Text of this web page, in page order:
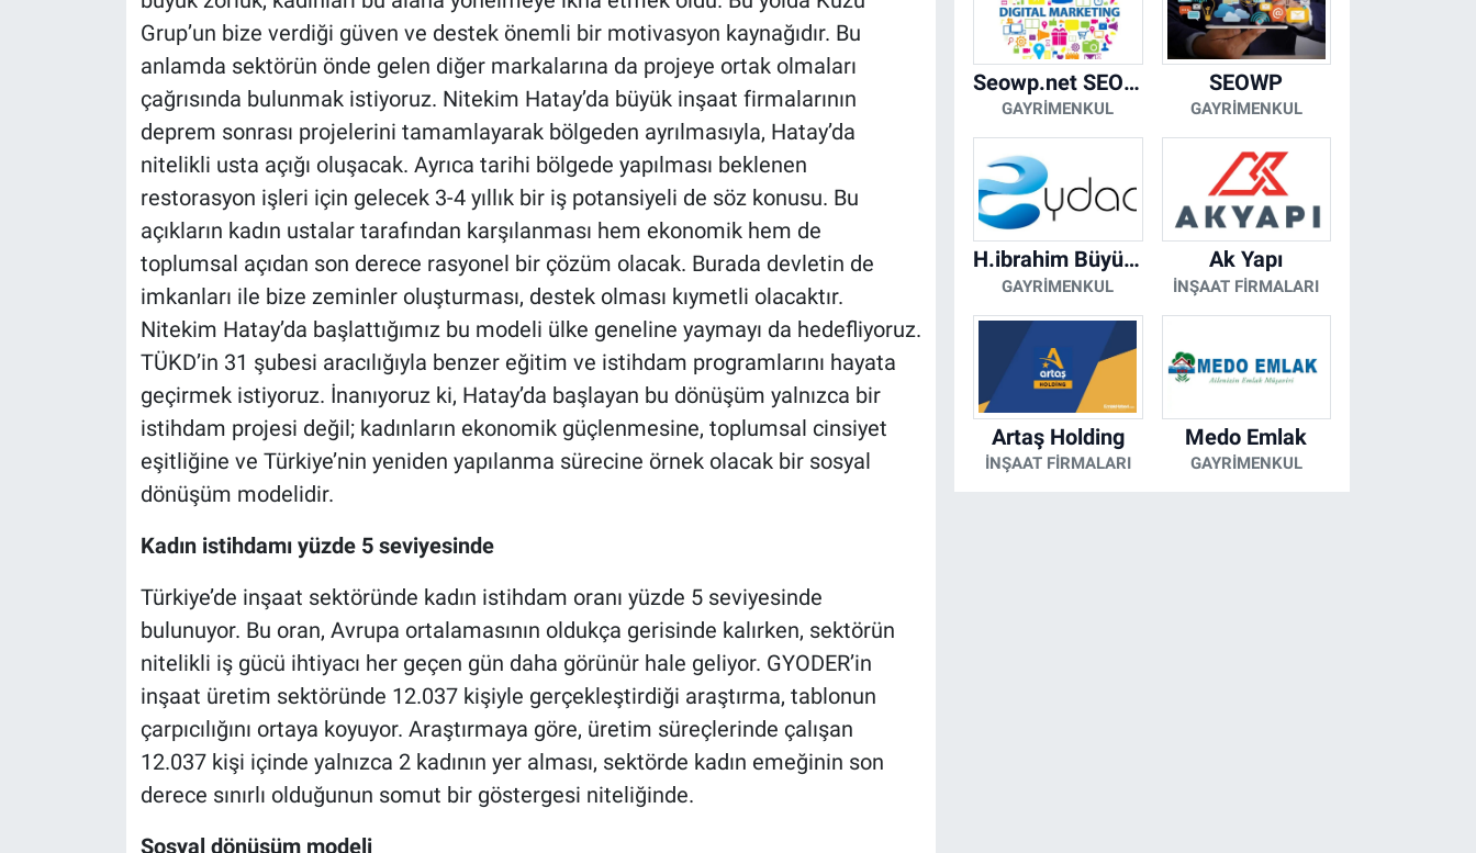
Grup’un bize verdiği güven ve destek önemli bir motivasyon kaynağıdır. Bu
anlamda sektörün önde gelen diğer markalarına da projeye ortak olmaları
çağrısında bulunmak istiyoruz. Nitekim Hatay’da büyük inşaat firmalarının
deprem sonrası projelerini tamamlayarak bölgeden ayrılmasıyla, Hatay’da
nitelikli usta açığı oluşacak. Ayrıca tarihi bölgede yapılması beklenen
restorasyon işleri için gelecek 3-4 yıllık bir iş potansiyeli de söz konusu. Bu
açıkların kadın ustalar tarafından karşılanması hem ekonomik hem de
toplumsal açıdan son derece rasyonel bir çözüm olacak. Burada devletin de
imkanları ile bize zeminler oluşturması, destek olması kıymetli olacaktır.
Nitekim Hatay’da başlattığımız bu modeli ülke geneline yaymayı da hedefliyoruz.
TÜKD’in 31 şubesi aracılığıyla benzer eğitim ve istihdam programlarını hayata
geçirmek istiyoruz. İnanıyoruz ki, Hatay’da başlayan bu dönüşüm yalnızca bir
istihdam projesi değil; kadınların ekonomik güçlenmesine, toplumsal cinsiyet
eşitliğine ve Türkiye’nin yeniden yapılanma sürecine örnek olacak bir sosyal
dönüşüm modelidir.
Kadın istihdamı yüzde 5 seviyesinde
Türkiye’de inşaat sektöründe kadın istihdam oranı yüzde 5 seviyesinde
bulunuyor. Bu oran, Avrupa ortalamasının oldukça gerisinde kalırken, sektörün
nitelikli iş gücü ihtiyacı her geçen gün daha görünür hale geliyor. GYODER’in
inşaat üretim sektöründe 12.037 kişiyle gerçekleştirdiği araştırma, tablonun
çarpıcılığını ortaya koyuyor. Araştırmaya göre, üretim süreçlerinde çalışan
12.037 kişi içinde yalnızca 2 kadının yer alması, sektörde kadın emeğinin son
derece sınırlı olduğunun somut bir göstergesi niteliğinde.
Sosyal dönüşüm modeli
Seowp.net SEO Hizmetleri
GAYRIMENKUL
SEOWP
GAYRIMENKUL
H.ibrahim Büyükacar
GAYRIMENKUL
Ak Yapı
İNŞAAT FIRMALARI
Artaş Holding
İNŞAAT FIRMALARI
Medo Emlak
GAYRIMENKUL